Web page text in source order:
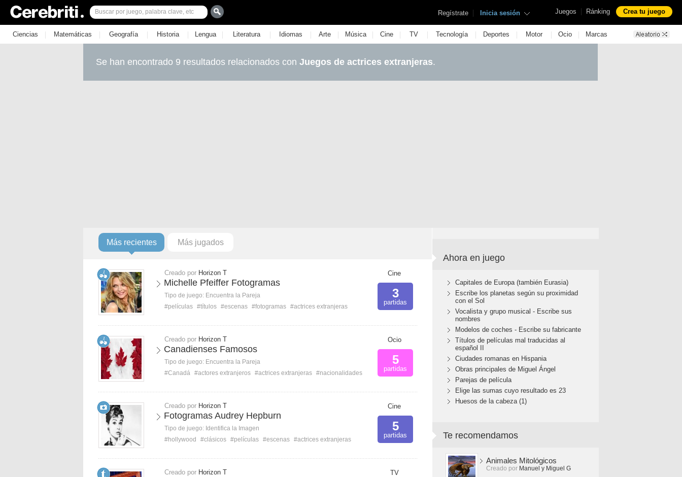
Juegos | Ránking Crea tu juego
Regístrate | Inicia sesión
Ciencias | Matemáticas | Geografía | Historia | Lengua | Literatura | Idiomas | Arte | Música | Cine | TV | Tecnología | Deportes | Motor | Ocio | Marcas
Se han encontrado 9 resultados relacionados con Juegos de actrices extranjeras.
Más recientes Más jugados
Creado por Horizon T
Michelle Pfeiffer Fotogramas
Tipo de juego: Encuentra la Pareja
#películas #títulos #escenas #fotogramas #actrices extranjeras
Cine
3
partidas
Creado por Horizon T
Canadienses Famosos
Tipo de juego: Encuentra la Pareja
#Canadá #actores extranjeros #actrices extranjeras #nacionalidades
Ocio
5
partidas
Creado por Horizon T
Fotogramas Audrey Hepburn
Tipo de juego: Identifica la Imagen
#hollywood
#clásicos #películas #escenas #actrices extranjeras
Cine
5
partidas
Creado por Horizon T TV
Ahora en juego
Capitales de Europa (también Eurasia)
Escribe los planetas según su proximidad
con el Sol
Vocalista y grupo musical - Escribe sus
nombres
Modelos de coches - Escribe su fabricante
Títulos de películas mal traducidas al
español II
Ciudades romanas en Hispania
Obras principales de Miguel Ángel
Parejas de película
Elige las sumas cuyo resultado es 23
Huesos de la cabeza (1)
Te recomendamos
Animales Mitológicos
Creado por Manuel y Miguel G